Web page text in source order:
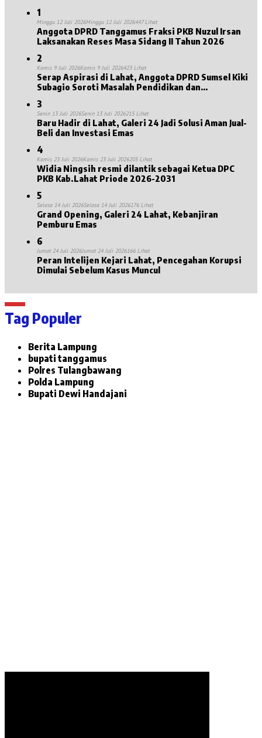
1
Minggu 12 Juli 2026Minggu 12 Juli 2026447 Lihat
Anggota DPRD Tanggamus Fraksi PKB Nuzul Irsan
Laksanakan Reses Masa Sidang II Tahun 2026
2
Kamis 9 Juli 2026Kamis 9 Juli 2026423 Lihat
Serap Aspirasi di Lahat, Anggota DPRD Sumsel Kiki
Subagio Soroti Masalah Pendidikan dan
3
Senin 13 Juli 2026Senin 13 Juli 2026215 Lihat
Baru Hadir di Lahat, Galeri 24 Jadi Solusi Aman Jual-
Beli dan Investasi Emas
4
Kamis 23 Juli 2026Kamis 23 Juli 2026205 Lihat
Widia Ningsih resmi dilantik sebagai Ketua DPC
PKB Kab.Lahat Priode 2026-2031
5
Selasa 14 Juli 2026Selasa 14 Juli 2026176 Lihat
Grand Opening, Galeri 24 Lahat, Kebanjiran
Pemburu Emas
6
Jumat 24 Juli 2026Jumat 24 Juli 2026166 Lihat
Peran Intelijen Kejari Lahat, Pencegahan Korupsi
Dimulai Sebelum Kasus Muncul
Tag Populer
Berita Lampung
bupati tanggamus
Polres Tulangbawang
Polda Lampung
Bupati Dewi Handajani